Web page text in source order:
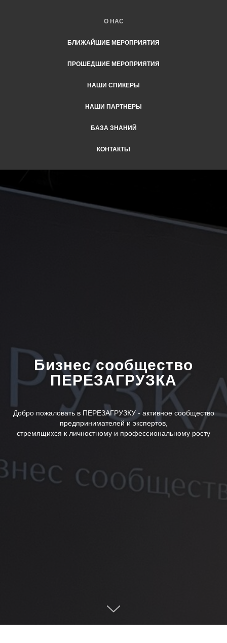
О НАС
БЛИЖАЙШИЕ МЕРОПРИЯТИЯ
ПРОШЕДШИЕ МЕРОПРИЯТИЯ
НАШИ СПИКЕРЫ
НАШИ ПАРТНЕРЫ
БАЗА ЗНАНИЙ
КОНТАКТЫ
Бизнес сообщество
ПЕРЕЗАГРУЗКА
Добро пожаловать в ПЕРЕЗАГРУЗКУ - активное сообщество
предпринимателей и экспертов,
стремящихся к личностному и профессиональному росту